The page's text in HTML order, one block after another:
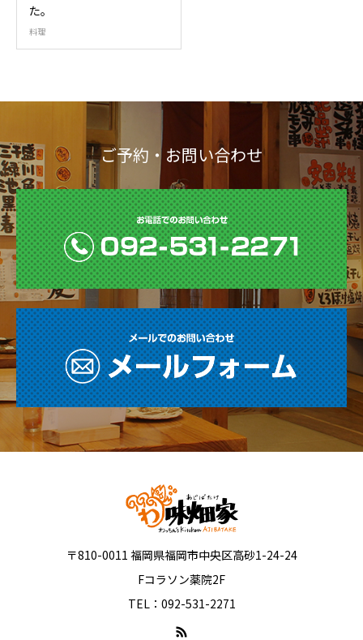
た。
料理
ご予約・お問い合わせ
〒810-0011 福岡県福岡市中央区高砂1-24-24
Fコラソン薬院2F
TEL：092-531-2271